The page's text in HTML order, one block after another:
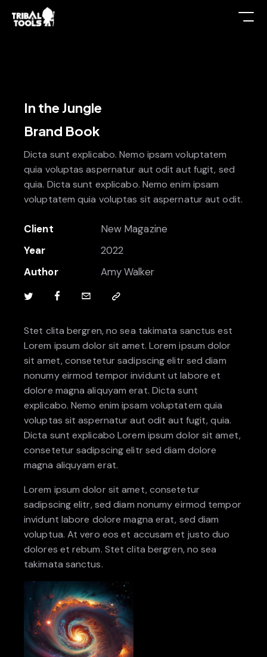
In the Jungle
Stet clita bergren, no sea takimata sanctus est
Lorem ipsum dolor sit amet. Lorem ipsum dolor
sit amet, consetetur sadipscing elitr sed diam
nonumy eirmod tempor invidunt ut labore et
dolore magna aliquyam erat. Dicta sunt
explicabo. Nemo enim ipsam voluptatem quia
voluptas sit aspernatur aut odit aut fugit, quia.
Dicta sunt explicabo Lorem ipsum dolor sit amet,
consetetur sadipscing elitr sed diam dolore
magna aliquyam erat.
Lorem ipsum dolor sit amet, consetetur
sadipscing elitr, sed diam nonumy eirmod tempor
invidunt labore dolore magna erat, sed diam
voluptua. At vero eos et accusam et justo duo
dolores et rebum. Stet clita bergren, no sea
takimata sanctus.
Brand Book
Dicta sunt explicabo. Nemo ipsam voluptatem
quia voluptas aspernatur aut odit aut fugit, sed
quia. Dicta sunt explicabo. Nemo enim ipsam
voluptatem quia voluptas sit aspernatur aut odit.
Client
New Magazine
Year
2022
Author
Amy Walker